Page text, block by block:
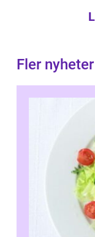
Fler nyheter